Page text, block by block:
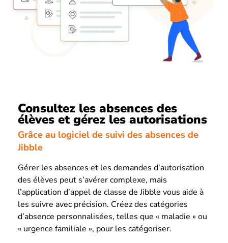
Consultez les absences des
élèves et gérez les autorisations
Grâce au logiciel de suivi des absences de
Jibble
Gérer les absences et les demandes d’autorisation
des élèves peut s’avérer complexe, mais
l’application d’appel de classe de Jibble vous aide à
les suivre avec précision. Créez des catégories
d’absence personnalisées, telles que « maladie » ou
« urgence familiale », pour les catégoriser.